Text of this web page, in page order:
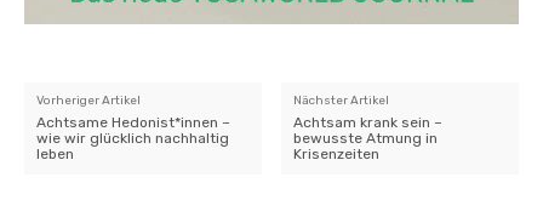
Vorheriger Artikel
Achtsame Hedonist*innen –
wie wir glücklich nachhaltig
leben
Nächster Artikel
Achtsam krank sein –
bewusste Atmung in
Krisenzeiten